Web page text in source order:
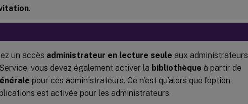
.
un accès administrateur en lecture seule aux administrateurs
vous devez également activer la bibliothèque à partir de
pour ces administrateurs. Ce n’est qu’alors que l’option
est activée pour les administrateurs.